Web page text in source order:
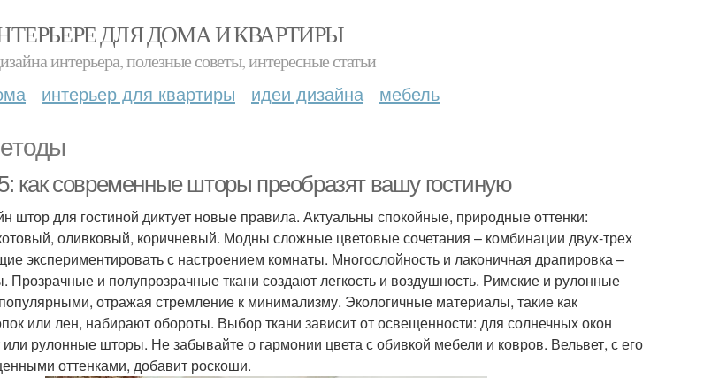
ДЛЯ ДОМА И КВАРТИРЫ
интерьера, полезные советы, интересные статьи
интерьер для квартиры идеи дизайна мебель
как современные шторы преобразят вашу гостиную
штор для гостиной диктует новые правила. Актуальны спокойные, природные оттенки:
оливковый, коричневый. Модны сложные цветовые сочетания – комбинации двух-трех
экспериментировать с настроением комнаты. Многослойность и лаконичная драпировка –
Прозрачные и полупрозрачные ткани создают легкость и воздушность. Римские и рулонные
отражая стремление к минимализму. Экологичные материалы, такие как
или лен, набирают обороты. Выбор ткани зависит от освещенности: для солнечных окон
или рулонные шторы. Не забывайте о гармонии цвета с обивкой мебели и ковров. Вельвет, с его
оттенками, добавит роскоши.